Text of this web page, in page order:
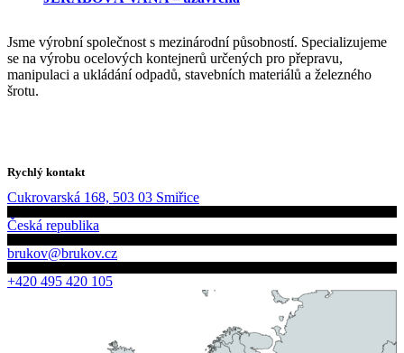
Jsme výrobní společnost s mezinárodní působností. Specializujeme
se na výrobu ocelových kontejnerů určených pro přepravu,
manipulaci a ukládání odpadů, stavebních materiálů a železného
šrotu.
Rychlý kontakt
Cukrovarská 168, 503 03 Smiřice
Česká republika
brukov@brukov.cz
+420 495 420 105